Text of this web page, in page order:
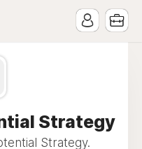
Strategy
Strategy.